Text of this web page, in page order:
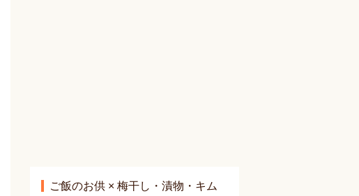
ご飯のお供 × 梅干し・漬物・キム